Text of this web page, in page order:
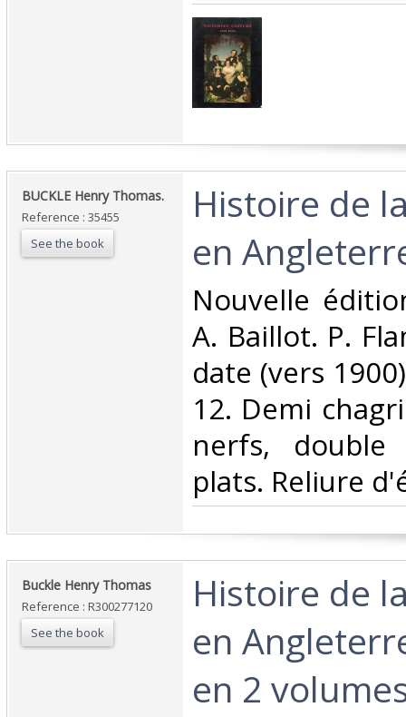
‎BUCKLE Henry Thomas.‎
Reference : 35455
See the book
‎Histoire de
en
‎Nouvelle
A. Baillot. P.
date (vers
12. Demi
nerfs,
plats. Reliure
‎Buckle Henry Thomas‎
Reference : R300277120
See the book
‎Histoire de
en
en 2